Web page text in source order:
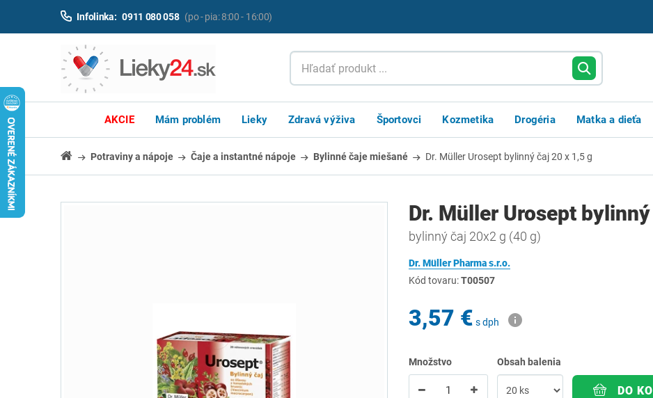
Infolinka: 0911 080 058 (po - pia: 8:00 - 16:00)
AKCIE Mám problém Lieky Zdravá výživa Športovci Kozmetika Drogéria Matka a dieťa
Potraviny a nápoje Čaje a instantné nápoje Bylinné čaje miešané Dr. Müller Urosept bylinný čaj 20 x 1,5 g
Dr. Müller Urosept
bylinný čaj 20x2 g (40 g)
Dr. Müller Pharma s.r.o.
Kód tovaru:T00507
3,57 € s dph
Množstvo Obsah balenia
DO